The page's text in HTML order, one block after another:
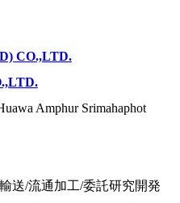
CO.,LTD.
Amphur Srimahaphot
送/流通加工/委託研究開発